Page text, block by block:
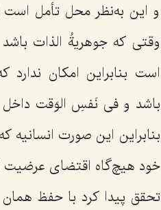
و این به‌نظر محل تأمل
وقتى که جوهریةُ الذات
است بنابراین امکان
باشد و فى نَفسِ الوَقت
بنابراین این صورت
خود هیچ‌گاه اقتضاى عرضیت
تحقق پیدا کرد با حفظ